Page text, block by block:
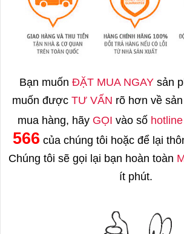
Bạn muốn ĐẶT MUA NGAY sản
muốn được TƯ VẤN rõ hơn về
mua hàng, hãy GỌI vào số hotline
566 của chúng tôi hoặc để lại
Chúng tôi sẽ gọi lại bạn hoàn toàn
ít phút.